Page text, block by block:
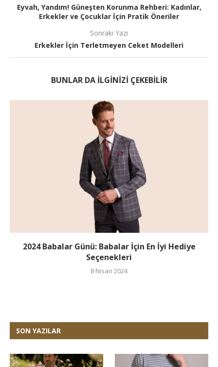
Eyvah, Yandım! Güneşten Korunma Rehberi: Kadınlar,
Erkekler ve Çocuklar İçin Pratik Öneriler
Sonraki Yazı
Erkekler İçin Terletmeyen Ceket Modelleri
BUNLAR DA ILGINIZI ÇEKEBILIR
2024 Babalar Günü: Babalar İçin En İyi Hediye
Seçenekleri
8 Nisan 2024
SON YAZILAR